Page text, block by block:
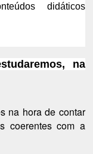
didáticos
na
na hora de contar
coerentes com a